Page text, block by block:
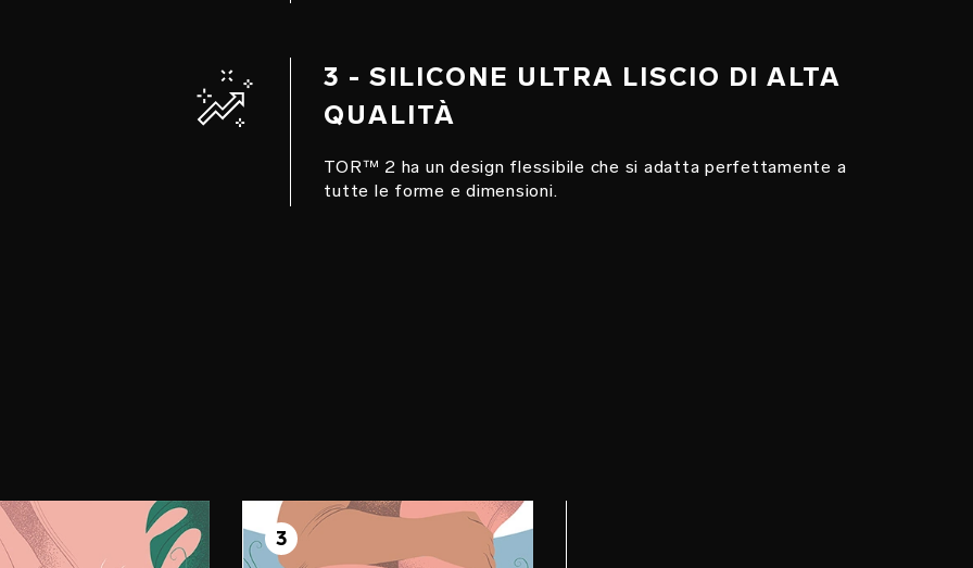
3 - SILICONE ULTRA LISCIO DI ALTA
QUALITÀ
TOR™ 2 ha un design flessibile che si adatta perfettamente a
tutte le forme e dimensioni.
3
FASE 3
Gran finale